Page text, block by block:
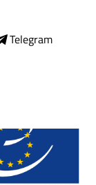
Telegram